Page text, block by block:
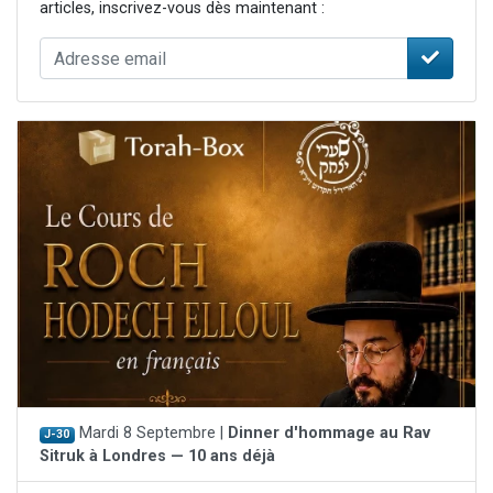
articles, inscrivez-vous dès maintenant :
J-30 Mardi 8 Septembre |
Dinner d'hommage au Rav
Sitruk à Londres — 10 ans déjà